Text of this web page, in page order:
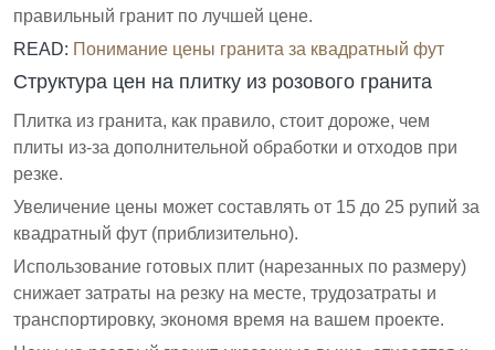
правильный гранит по лучшей цене.
READ: Понимание цены гранита за квадратный фут
Структура цен на плитку из розового гранита
Плитка из гранита, как правило, стоит дороже, чем
плиты из-за дополнительной обработки и отходов при
резке.
Увеличение цены может составлять от 15 до 25 рупий за
квадратный фут (приблизительно).
Использование готовых плит (нарезанных по размеру)
снижает затраты на резку на месте, трудозатраты и
транспортировку, экономя время на вашем проекте.